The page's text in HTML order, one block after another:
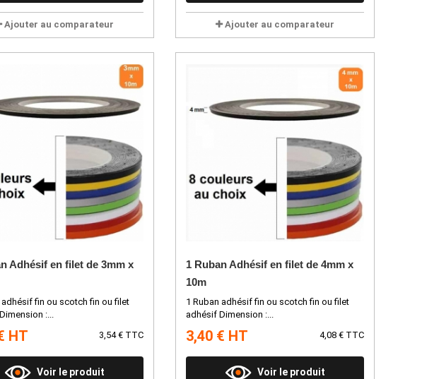
Ajouter au comparateur Ajouter au comparateur
Adhésif en filet de 3mm x
adhésif fin ou scotch fin ou filet
:...
HT 3,54 € TTC
Voir le produit
1 Ruban Adhésif en filet de 4mm x
10m
1 Ruban adhésif fin ou scotch fin ou filet
adhésif Dimension :...
3,40 € HT 4,08 € TTC
Voir le produit